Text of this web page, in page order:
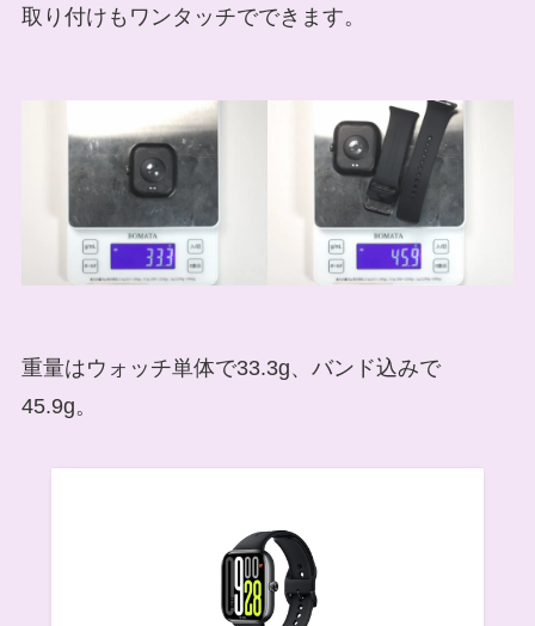
取り付けもワンタッチでできます。
重量はウォッチ単体で33.3g、バンド込みで
45.9g。